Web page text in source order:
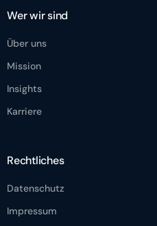
Wer wir sind
Über uns
Mission
Insights
Karriere
Rechtliches
Datenschutz
Impressum